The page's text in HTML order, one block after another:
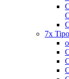
7x